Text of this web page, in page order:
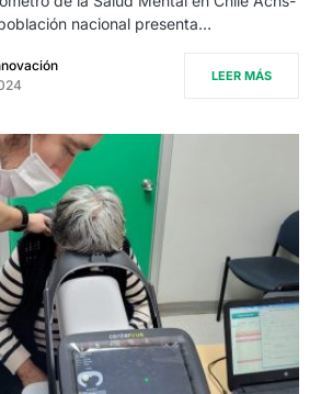
nacional presenta…
LEER MÁS